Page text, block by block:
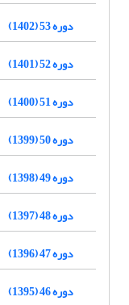
دوره 53 (1402)
دوره 52 (1401)
دوره 51 (1400)
دوره 50 (1399)
دوره 49 (1398)
دوره 48 (1397)
دوره 47 (1396)
دوره 46 (1395)